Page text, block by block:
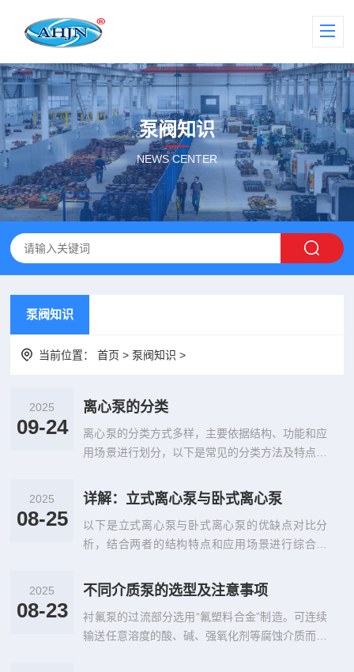
泵阀知识
NEWS CENTER
泵阀知识
当前位置：首页 > 泵阀知识 >
2025
09-24
离心泵的分类
离心泵的分类方式多样，主要依据结构、功能和应
用场景进行划分，以下是常见的分类方法及特点：
2025
08-25
详解：立式离心泵与卧式离心泵
以下是立式离心泵与卧式离心泵的优缺点对比分
析，结合两者的结构特点和应用场景进行综合说
2025
08-23
不同介质泵的选型及注意事项
衬氟泵的过流部分选用“氟塑料合金”制造。可连续
输送任意溶度的酸、碱、强氧化剂等腐蚀介质而毫